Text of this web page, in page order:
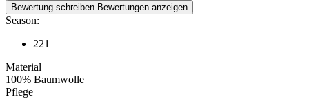
Bewertung schreiben Bewertungen anzeigen
Season:
221
Material
100% Baumwolle
Pflege